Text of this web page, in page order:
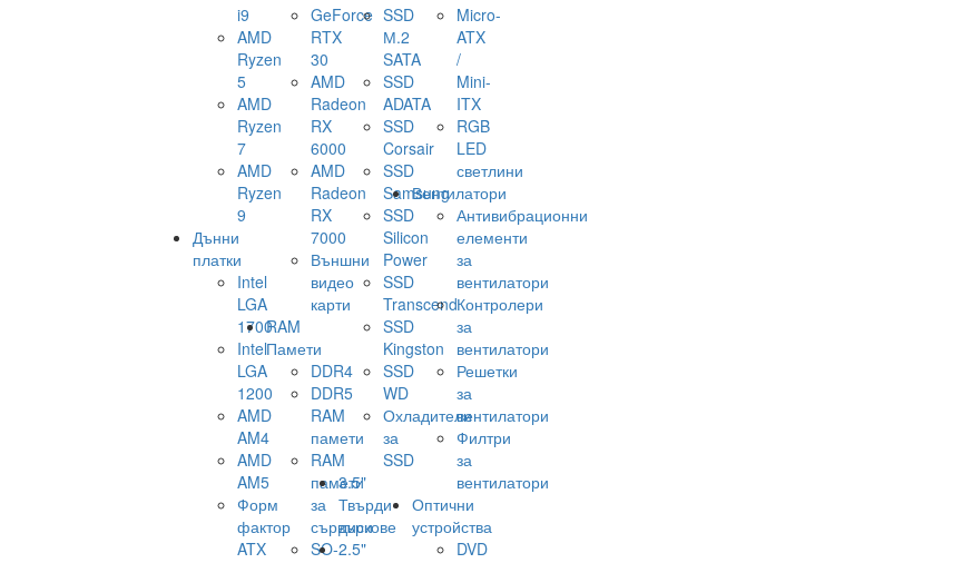
i9
AMD
Ryzen
5
AMD
Ryzen
7
AMD
Ryzen
9
Дънни
платки
Intel
LGA
1700
Intel
LGA
1200
AMD
AM4
AMD
AM5
Форм
фактор
ATX
GeForce
RTX
30
AMD
Radeon
RX
6000
AMD
Radeon
RX
7000
Външни
видео
карти
RAM
Памети
DDR4
DDR5
RAM
памети
RAM
памети
за
сървъри
SO-
SSD
М.2
SATA
SSD
ADATA
SSD
Corsair
SSD
Samsung
SSD
Silicon
Power
SSD
Transcend
SSD
Kingston
SSD
WD
Охладители
за
SSD
3.5"
Твърди
дискове
2.5"
Micro-
ATX
/
Mini-
ITX
RGB
LED
светлини
Вентилатори
Антивибрационни
елементи
за
вентилатори
Контролери
за
вентилатори
Решетки
за
вентилатори
Филтри
за
вентилатори
Оптични
устройства
DVD